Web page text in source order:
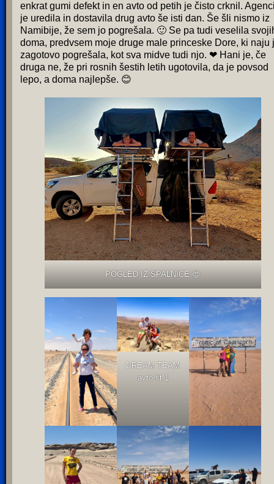
enkrat gumi defekt in en avto od petih je čisto crknil.
je uredila in dostavila drug avto še isti dan. Še šli nismo iz
Namibije, že sem jo pogrešala. 🙂 Se pa tudi veselila
doma, predvsem moje druge male princeske Dore, ki naju
zagotovo pogrešala, kot sva midve tudi njo. ❤ Hani je, če
druga ne, že pri rosnih šestih letih ugotovila, da je povsod
lepo, a doma najlepše. 😊
POGLED IZ SPALNICE 😍
DREAM TEAM
avto št.1